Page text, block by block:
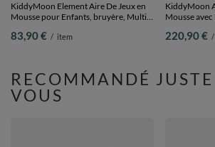
KiddyMoon Element Aire De Jeux en
Mousse pour Enfants, bruyère, Multi-
83,90 € / item
KiddyMoon
Mousse
foncé/gris de
220,90 € /
RECOMMANDÉ
VOUS